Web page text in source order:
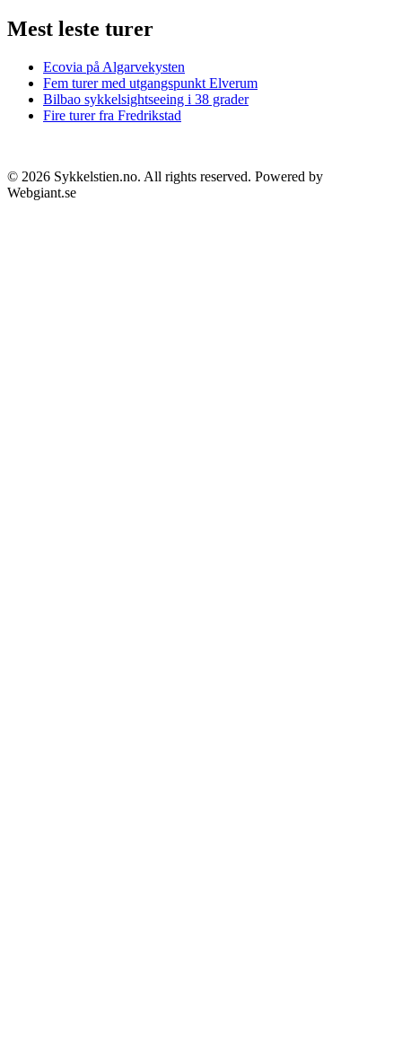
Mest leste turer
Ecovia på Algarvekysten
Fem turer med utgangspunkt Elverum
Bilbao sykkelsightseeing i 38 grader
Fire turer fra Fredrikstad
© 2026 Sykkelstien.no. All rights reserved. Powered by
Webgiant.se